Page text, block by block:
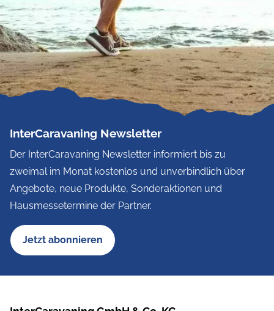
InterCaravaning Newsletter
Der InterCaravaning Newsletter informiert bis zu
zweimal im Monat kostenlos und unverbindlich über
Angebote, neue Produkte, Sonderaktionen und
Hausmessetermine der Partner.
Jetzt abonnieren